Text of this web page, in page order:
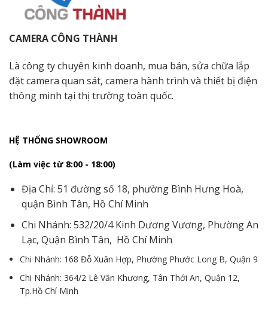
CAMERA CÔNG THÀNH
Là công ty chuyên kinh doanh, mua bán, sửa chữa lắp
đặt camera quan sát, camera hành trình và thiết bị điện
thông minh tại thị trường toàn quốc.
HỆ THỐNG SHOWROOM
(Làm việc từ 8:00 - 18:00)
Địa Chỉ: 51 đường số 18, phường Bình Hưng Hoà,
quận Bình Tân, Hồ Chí Minh
Chi Nhánh: 532/20/4 Kinh Dương Vương, Phường An
Lạc, Quận Bình Tân, Hồ Chí Minh
Chi Nhánh: 168 Đỗ Xuân Hợp, Phường Phước Long B, Quận 9
Chi Nhánh: 364/2 Lê Văn Khương, Tân Thới An, Quận 12,
Tp.Hồ Chí Minh